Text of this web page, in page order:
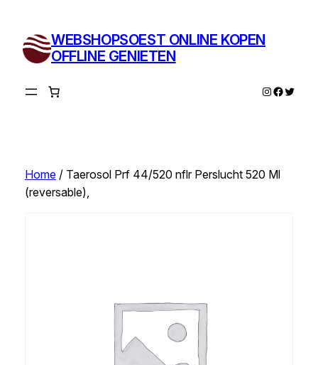
inhoud
WEBSHOPSOEST ONLINE KOPEN
OFFLINE GENIETEN
Instagram
Twitter
Home/ Taerosol Prf 44/520 nflr Perslucht 520 Ml
(reversable),